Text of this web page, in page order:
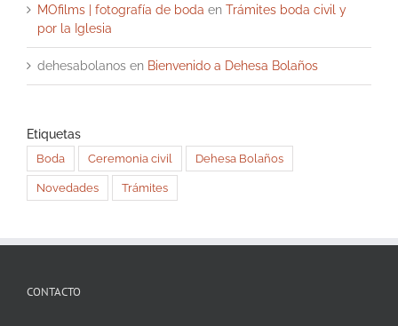
MOfilms | fotografía de boda en Trámites boda civil y
por la Iglesia
dehesabolanos en Bienvenido a Dehesa Bolaños
Etiquetas
Boda Ceremonia civil Dehesa Bolaños
Novedades Trámites
CONTACTO